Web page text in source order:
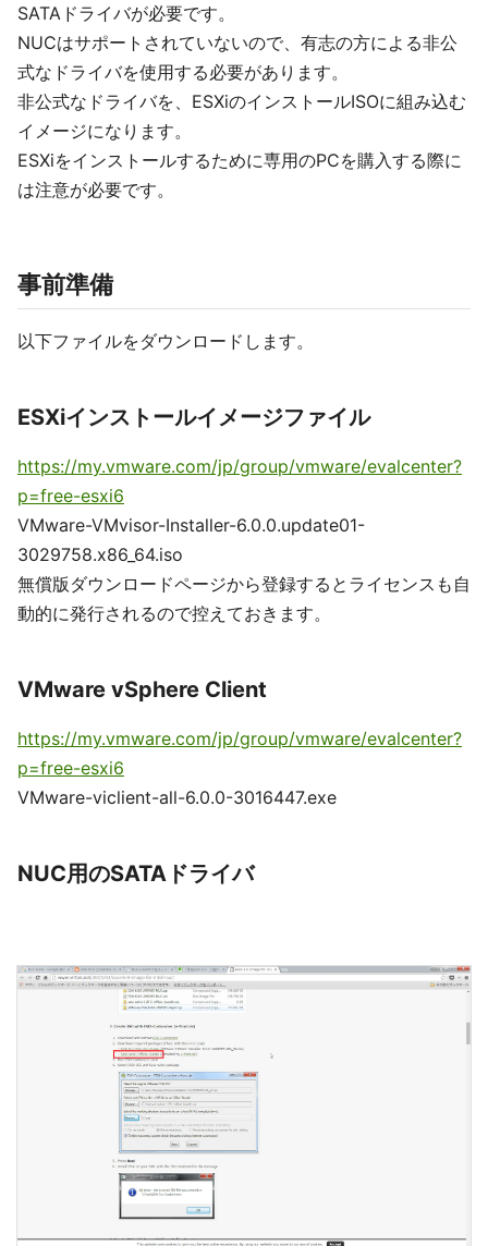
SATAドライバが必要です。
NUCはサポートされていないので、有志の方による非公
式なドライバを使用する必要があります。
非公式なドライバを、ESXiのインストールISOに組み込む
イメージになります。
ESXiをインストールするために専用のPCを購入する際に
は注意が必要です。
事前準備
以下ファイルをダウンロードします。
ESXiインストールイメージファイル
https://my.vmware.com/jp/group/vmware/evalcenter?
p=free-esxi6
VMware-VMvisor-Installer-6.0.0.update01-
3029758.x86_64.iso
無償版ダウンロードページから登録するとライセンスも自
動的に発行されるので控えておきます。
VMware vSphere Client
https://my.vmware.com/jp/group/vmware/evalcenter?
p=free-esxi6
VMware-viclient-all-6.0.0-3016447.exe
NUC用のSATAドライバ